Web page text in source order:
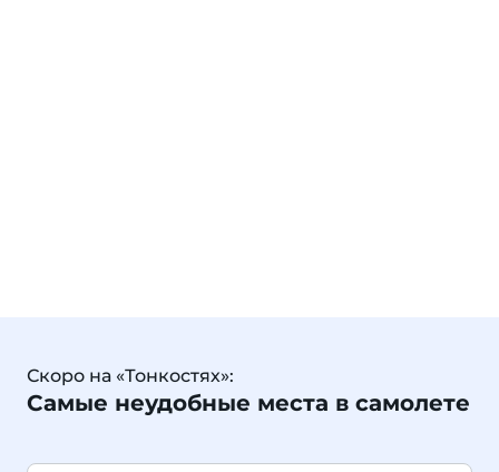
Скоро на «Тонкостях»:
Самые неудобные места в самолете